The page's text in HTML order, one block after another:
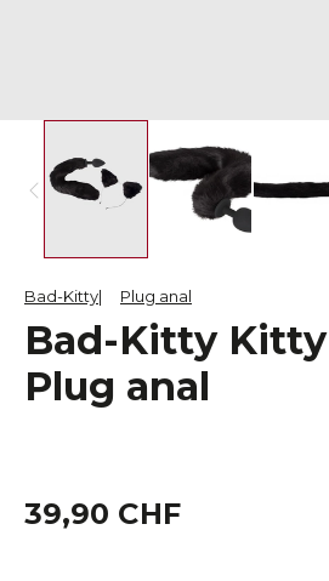
Bad-Kitty Plug anal
Bad-Kitty
Plug anal
39,90 CHF